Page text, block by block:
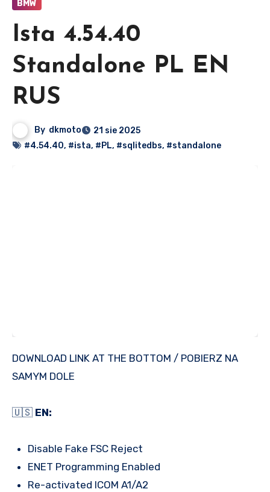
BMW
Ista 4.54.40
Standalone PL EN
RUS
By dkmoto
21 sie 2025
#4.54.40, #ista, #PL, #sqlitedbs, #standalone
DOWNLOAD LINK AT THE BOTTOM / POBIERZ NA
SAMYM DOLE
🇺🇸 EN:
Disable Fake FSC Reject
ENET Programming Enabled
Re-activated ICOM A1/A2